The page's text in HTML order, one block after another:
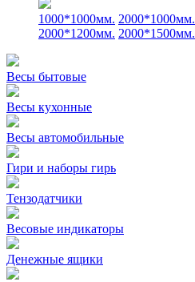
1000*1000мм. 2000*1000мм.
2000*1200мм. 2000*1500мм.
Весы бытовые
Весы кухонные
Весы автомобильные
Гири и наборы гирь
Тензодатчики
Весовые индикаторы
Денежные ящики